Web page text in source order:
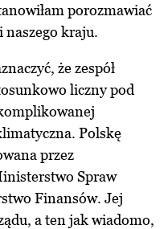
porozmawiać
naszego kraju.
że zespół
liczny pod
Polskę
przez
Spraw
Finansów. Jej
a ten jak wiadomo,